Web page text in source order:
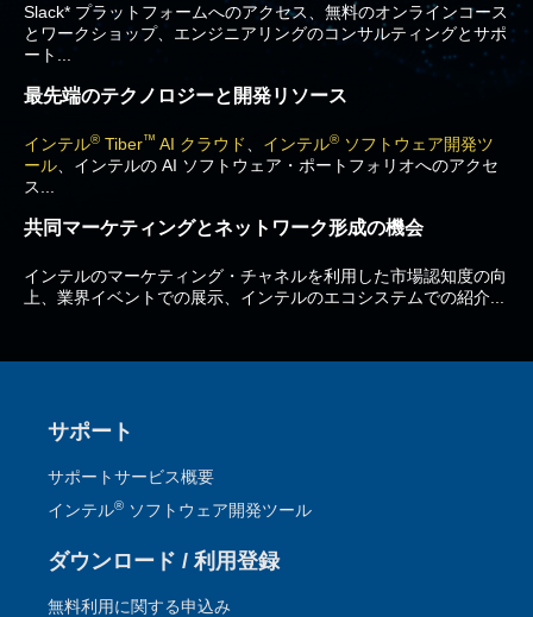
Slack* プラットフォームへのアクセス、無料のオンラインコース
とワークショップ、エンジニアリングのコンサルティングとサポ
ート...
最先端のテクノロジーと開発リソース
インテル® Tiber™ AI クラウド インテル® ソフトウェア開発ツ
ール 、インテルの AI ソフトウェア・ポートフォリオへのアクセ
ス...
共同マーケティングとネットワーク形成の機会
インテルのマーケティング・チャネルを利用した市場認知度の向
上、業界イベントでの展示、インテルのエコシステムでの紹介...
サポート
サポートサービス概要
インテル® ソフトウェア開発ツール
ダウンロード / 利用登録
無料利用に関する申込み